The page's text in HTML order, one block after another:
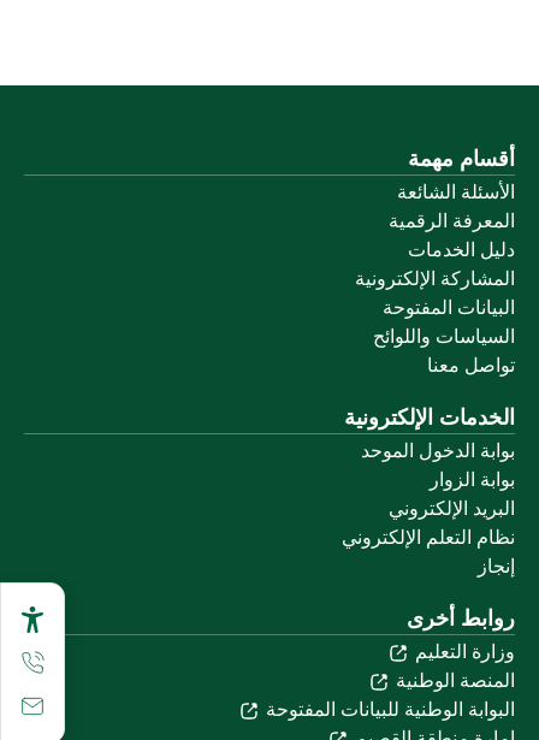
أقسام مهمة
الأسئلة الشائعة
المعرفة الرقمية
دليل الخدمات
المشاركة الإلكترونية
البيانات المفتوحة
السياسات واللوائح
تواصل معنا
الخدمات الإلكترونية
بوابة الدخول الموحد
بوابة الزوار
البريد الإلكتروني
نظام التعلم الإلكتروني
إنجاز
روابط أخرى
وزارة التعليم
المنصة الوطنية
البوابة الوطنية للبيانات المفتوحة